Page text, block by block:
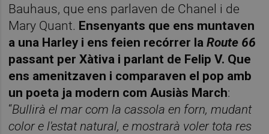
Bauhaus, que ens parlaven de Chanel i de
Mary Quant. Ensenyants que ens muntaven
a una Harley i ens feien recórrer laRoute 66
passant per Xàtiva i parlant de Felip V. Que
ens amenitzaven i comparaven el pop amb
un poeta ja modern com Ausiàs March:
“Bullirà el mar com la cassola en forn, mudant
color e l'estat natural, e mostrarà voler tota res